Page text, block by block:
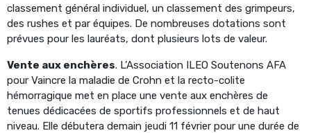
classement général individuel, un classement des grimpeurs,
des rushes et par équipes. De nombreuses dotations sont
prévues pour les lauréats, dont plusieurs lots de valeur.
Vente aux enchères. L’Association ILEO Soutenons AFA
pour Vaincre la maladie de Crohn et la recto-colite
hémorragique met en place une vente aux enchères de
tenues dédicacées de sportifs professionnels et de haut
niveau. Elle débutera demain jeudi 11 février pour une durée de